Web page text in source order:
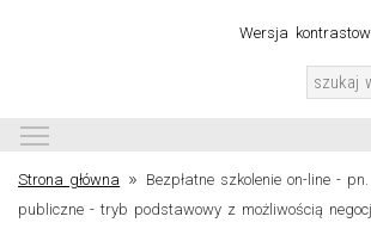
Wersja
Strona główna » Bezpłatne szkolenie on-line -
publiczne - tryb podstawowy z możliwością